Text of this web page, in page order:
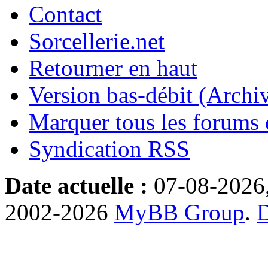
Contact
Sorcellerie.net
Retourner en haut
Version bas-débit
Marquer tous les forums
Syndication RSS
Date actuelle : 07-08-
2002-2026 MyBB Group.